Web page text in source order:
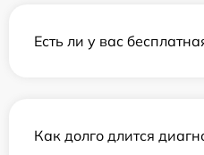
Есть ли у вас
Как долго длится